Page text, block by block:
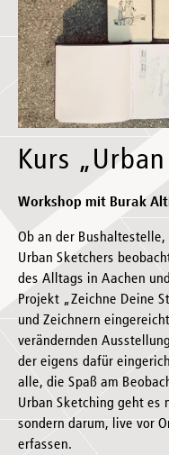
Kurs
Workshop mit Burak
Ob an der
Urban Sketchers
des Alltags in Aachen
Projekt „Zeichne Deine
und Zeichnern
verändernden
der eigens dafür
alle, die Spaß am
Urban Sketching geht es
sondern darum, live vor
erfassen.